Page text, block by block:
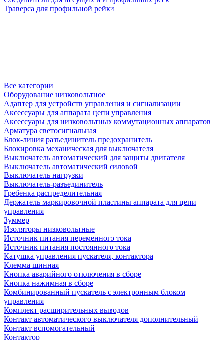
Траверса для профильной рейки
Все категории
Оборудование низковольтное
Адаптер для устройств управления и сигнализации
Аксессуары для аппарата цепи управления
Аксессуары для низковольтных коммутационных аппаратов
Арматура светосигнальная
Блок-линия разъединитель предохранитель
Блокировка механическая для выключателя
Выключатель автоматический для защиты двигателя
Выключатель автоматический силовой
Выключатель нагрузки
Выключатель-разъединитель
Гребенка распределительная
Держатель маркировочной пластины аппарата для цепи
управления
Зуммер
Изоляторы низковольтные
Источник питания переменного тока
Источник питания постоянного тока
Катушка управления пускателя, контактора
Клемма шинная
Кнопка аварийного отключения в сборе
Кнопка нажимная в сборе
Комбинированный пускатель с электронным блоком
управления
Комплект расширительных выводов
Контакт автоматического выключателя дополнительный
Контакт вспомогательный
Контактор